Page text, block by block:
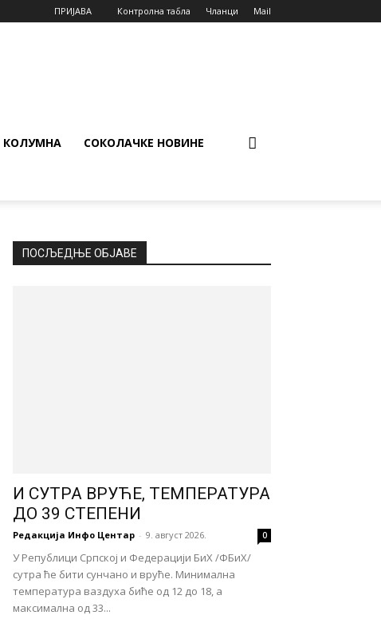
ПРИЈАВА Контролна табла Чланци Mail
КОЛУМНА СОКОЛАЧКЕ НОВИНЕ
ПОСЉЕДЊЕ ОБЈАВЕ
И СУТРА ВРУЋЕ, ТЕМПЕРАТУРА
ДО 39 СТЕПЕНИ
Редакција Инфо Центар - 9. август 2026. 0
У Републици Српској и Федерацији БиХ /ФБиХ/
сутра ће бити сунчано и вруће. Минимална
температура ваздуха биће од 12 до 18, а
максимална од 33...